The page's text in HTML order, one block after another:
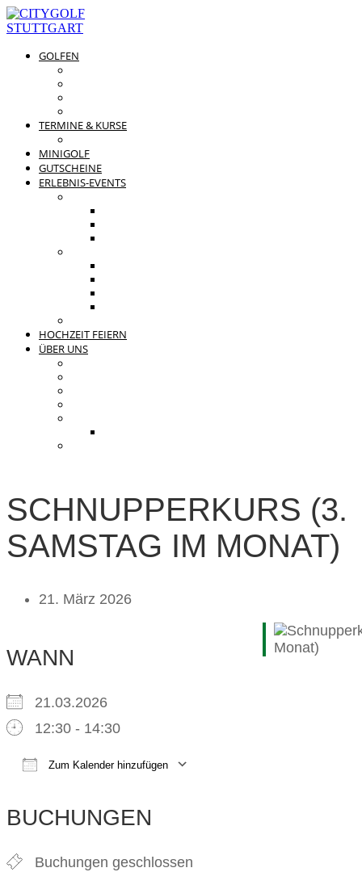
GOLFEN
TERMINE & KURSE
MINIGOLF
GUTSCHEINE
ERLEBNIS-EVENTS
HOCHZEIT FEIERN
ÜBER UNS
SCHNUPPERKURS (3.
SAMSTAG IM MONAT)
21. März 2026
WANN
21.03.2026
12:30 - 14:30
Zum Kalender hinzufügen
BUCHUNGEN
Buchungen geschlossen